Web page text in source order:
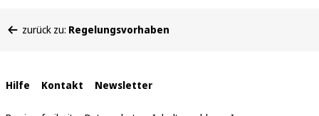
befinden
zurück zu: Regelungsvorhaben
Interne
Links
Hilfe Kontakt Newsletter